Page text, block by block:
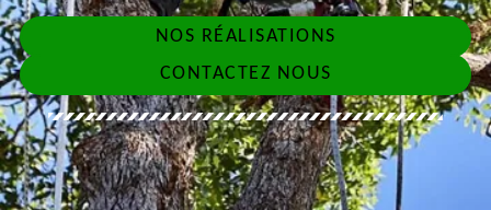
NOS RÉALISATIONS
CONTACTEZ NOUS